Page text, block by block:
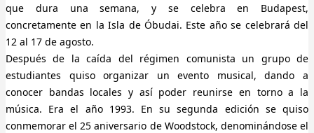
que dura una semana, y se celebra en Budapest,
concretamente en la Isla de Óbudai. Este año se celebrará del
12 al 17 de agosto.
Después de la caída del régimen comunista un grupo de
estudiantes quiso organizar un evento musical, dando a
conocer bandas locales y así poder reunirse en torno a la
música. Era el año 1993. En su segunda edición se quiso
conmemorar el 25 aniversario de Woodstock, denominándose el